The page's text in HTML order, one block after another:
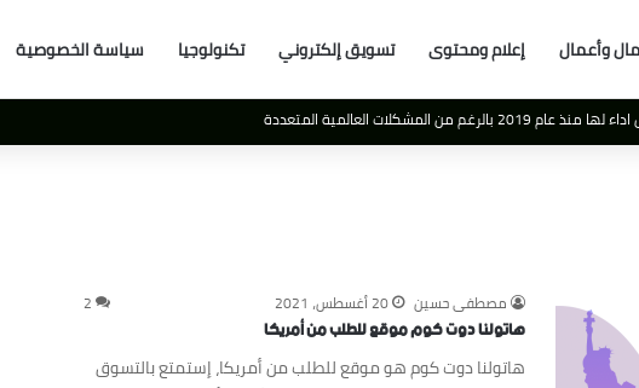
مال وأعمال إعلام ومحتوى تسويق إلكتروني تكنولوجيا سياسة الخصوصية
المشكلات العالمية المتعددة
مصطفى حسين 20 أغسطس، 2021 2
هاتولنا دوت كوم موقع للطلب من أمريكا
هاتولنا دوت كوم هو موقع للطلب من أمريكا، إستمتع بالتسوق